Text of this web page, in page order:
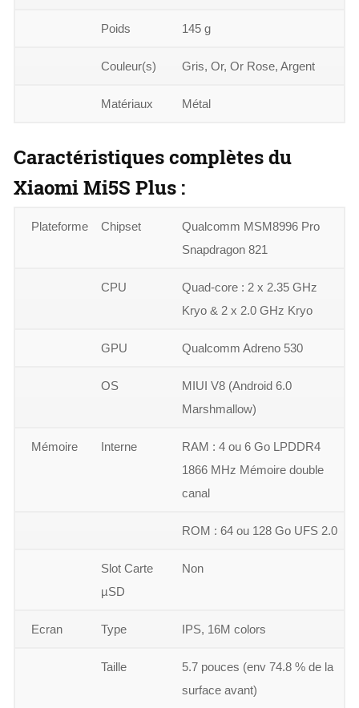
Poids 145 g
Couleur(s) Gris, Or, Or Rose, Argent
Matériaux Métal
Caractéristiques complètes du
Xiaomi Mi5S Plus :
Plateforme Chipset
Qualcomm MSM8996 Pro
Snapdragon 821
CPU
Quad-core : 2 x 2.35 GHz
Kryo & 2 x 2.0 GHz Kryo
GPU Qualcomm Adreno 530
OS
MIUI V8 (Android 6.0
Marshmallow)
Mémoire Interne
RAM : 4 ou 6 Go LPDDR4
1866 MHz Mémoire double
canal
ROM : 64 ou 128 Go UFS 2.0
Slot Carte
µSD
Non
Ecran Type IPS, 16M colors
Taille
5.7 pouces (env 74.8 % de la
surface avant)